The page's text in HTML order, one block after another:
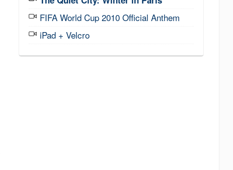
FIFA World Cup 2010 Official Anthem
iPad + Velcro